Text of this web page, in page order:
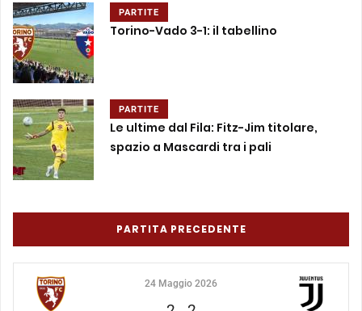
PARTITE
Torino-Vado 3-1: il tabellino
PARTITE
Le ultime dal Fila: Fitz-Jim titolare,
spazio a Mascardi tra i pali
PARTITA PRECEDENTE
24 Maggio 2026